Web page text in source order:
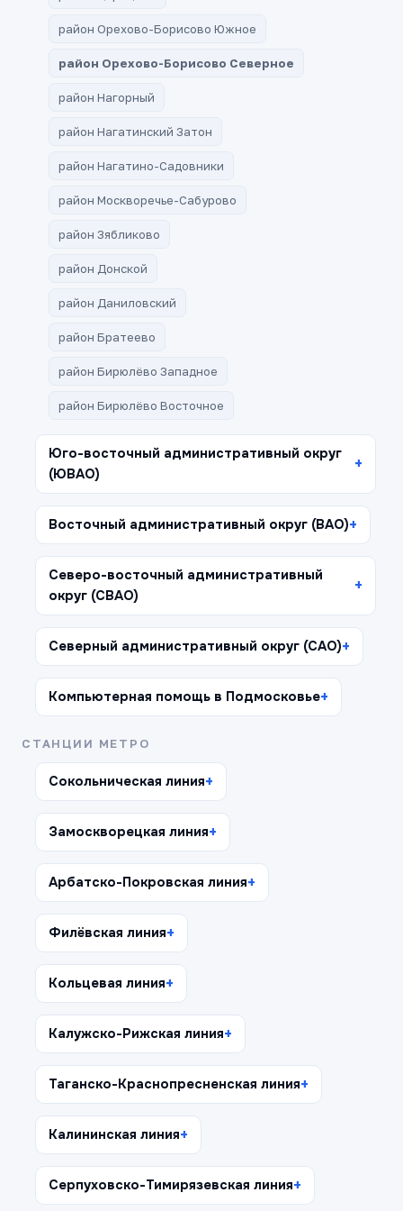
район Орехово-Борисово Южное
район Орехово-Борисово Северное
район Нагорный
район Нагатинский Затон
район Нагатино-Садовники
район Москворечье-Сабурово
район Зябликово
район Донской
район Даниловский
район Братеево
район Бирюлёво Западное
район Бирюлёво Восточное
Юго-восточный административный округ
(ЮВАО)
Восточный административный округ (ВАО)
Северо-восточный административный
округ (СВАО)
Северный административный округ (САО)
Компьютерная помощь в Подмосковье
СТАНЦИИ МЕТРО
Сокольническая линия
Замоскворецкая линия
Арбатско-Покровская линия
Филёвская линия
Кольцевая линия
Калужско-Рижская линия
Таганско-Краснопресненская линия
Калининская линия
Серпуховско-Тимирязевская линия